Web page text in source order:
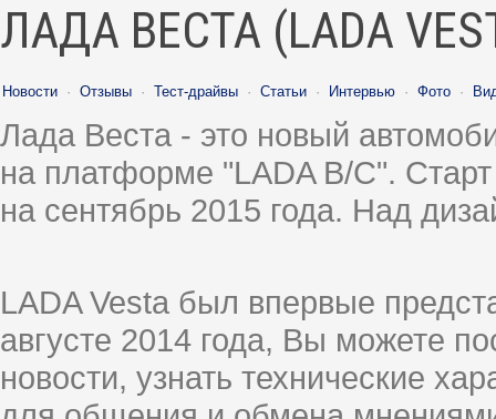
ЛАДА ВЕСТА (LADA
Новости · Отзывы · Тест-драйвы · Статьи · Интервью · Фото ·
Лада Веста - это новый
на платформе "LADA B/C".
на сентябрь 2015 года. Над
LADA Vesta был впервые
августе 2014 года, Вы можете
новости, узнать технические